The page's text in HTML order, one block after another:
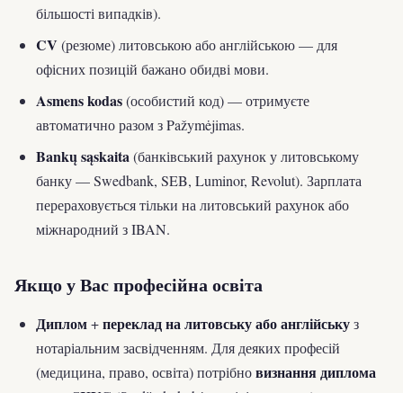
більшості випадків).
CV (резюме) литовською або англійською — для
офісних позицій бажано обидві мови.
Asmens kodas(особистий код) — отримуєте
автоматично разом з Pažymėjimas.
Bankų sąskaita(банківський рахунок у литовському
банку — Swedbank, SEB, Luminor, Revolut). Зарплата
перераховується тільки на литовський рахунок або
міжнародний з IBAN.
Якщо у Вас професійна освіта
Диплом+переклад на литовську або англійськуз
нотаріальним засвідченням. Для деяких професій
(медицина, право, освіта) потрібновизнання диплома